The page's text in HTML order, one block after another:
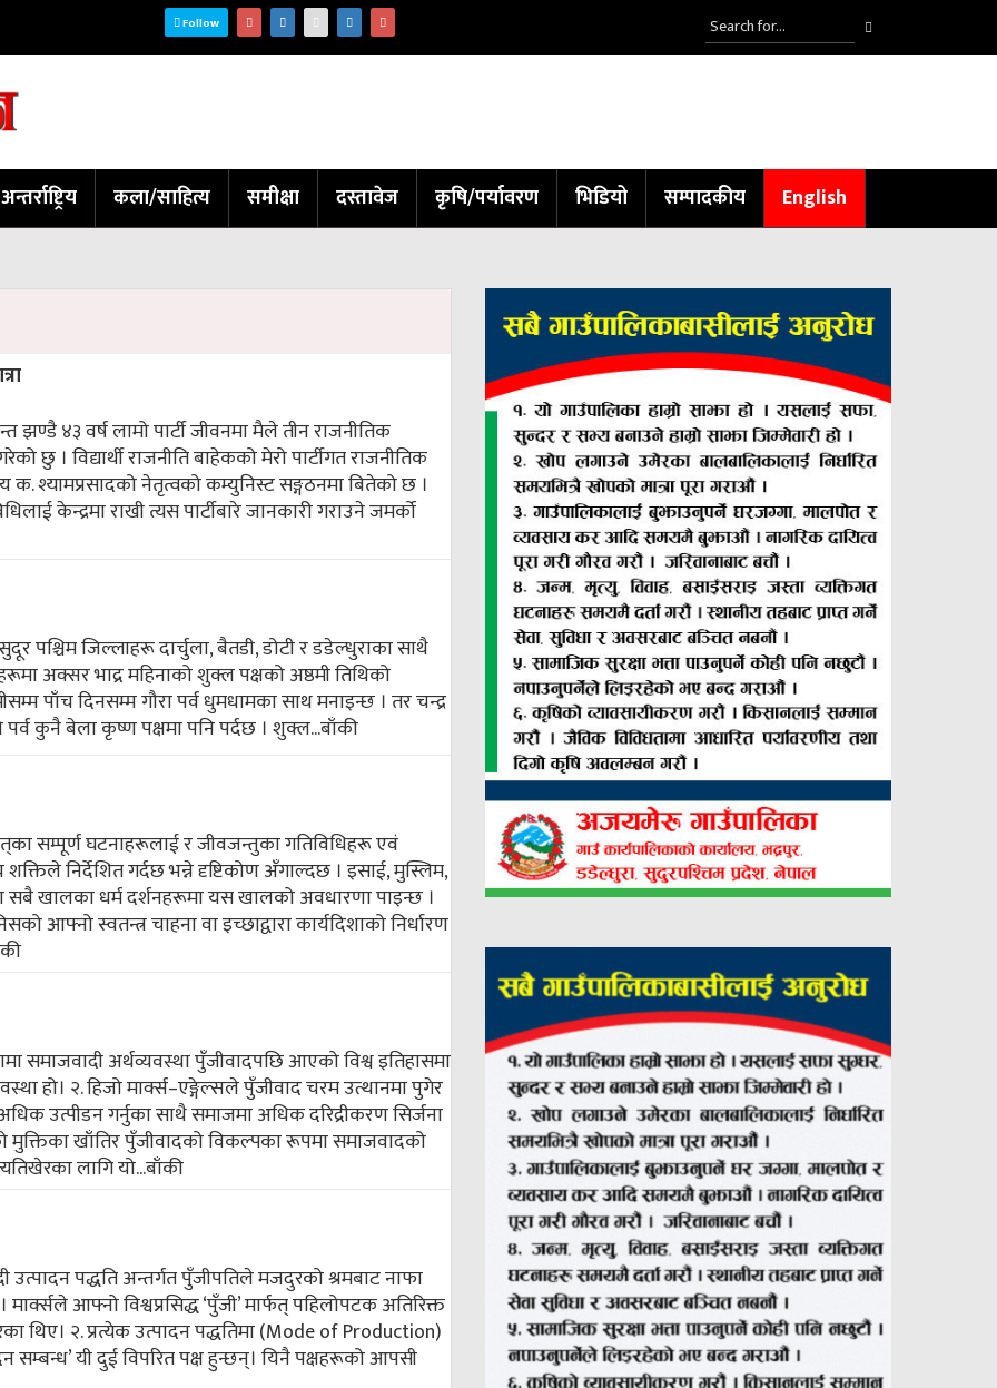
Follow
अन्तर्राष्ट्रिय कला/साहित्य समीक्षा दस्तावेज कृषि/पर्यावरण भिडियो सम्पादकीय English
४३ वर्ष लामो पार्टी जीवनमा मैले तीन राजनीतिक
छु । विद्यार्थी राजनीति बाहेकको मेरो पार्टीगत राजनीतिक
श्यामप्रसादको नेतृत्वको कम्युनिस्ट सङ्गठनमा बितेको छ ।
केन्द्रमा राखी त्यस पार्टीबारे जानकारी गराउने जमर्को
पश्चिम जिल्लाहरू दार्चुला, बैतडी, डोटी र डडेल्धुराका साथै
अक्सर भाद्र महिनाको शुक्ल पक्षको अष्ठमी तिथिको
पाँच दिनसम्म गौरा पर्व धुमधामका साथ मनाइन्छ । तर चन्द्र
पर्व कुनै बेला कृष्ण पक्षमा पनि पर्दछ । शुक्ल...बाँकी
सम्पूर्ण घटनाहरूलाई र जीवजन्तुका गतिविधिहरू एवं
निर्देशित गर्दछ भन्ने दृष्टिकोण अँगाल्दछ । इसाई, मुस्लिम,
सबै खालका धर्म दर्शनहरूमा यस खालको अवधारणा पाइन्छ ।
आफ्नो स्वतन्त्र चाहना वा इच्छाद्वारा कार्यदिशाको निर्धारण
समाजवादी अर्थव्यवस्था पुँजीवादपछि आएको विश्व इतिहासमा
हो। २. हिजो मार्क्स–एङ्गेल्सले पुँजीवाद चरम उत्थानमा पुगेर
उत्पीडन गर्नुका साथै समाजमा अधिक दरिद्रीकरण सिर्जना
खाँतिर पुँजीवादको विकल्पका रूपमा समाजवादको
लागि यो...बाँकी
उत्पादन पद्धति अन्तर्गत पुँजीपतिले मजदुरको श्रमबाट नाफा
आफ्नो विश्वप्रसिद्ध ‘पुँजी’ मार्फत् पहिलोपटक अतिरिक्त
थिए। २. प्रत्येक उत्पादन पद्धतिमा (Mode of Production)
सम्बन्ध’ यी दुई विपरित पक्ष हुन्छन्। यिनै पक्षहरूको आपसी